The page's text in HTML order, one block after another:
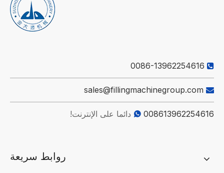

0086-13962254616

sales@fillingmachinegroup.com
 008613962254616 دائما على الإنترنت!
روابط سريعة